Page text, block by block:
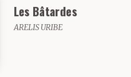
Les Bâtardes
ARELIS URIBE